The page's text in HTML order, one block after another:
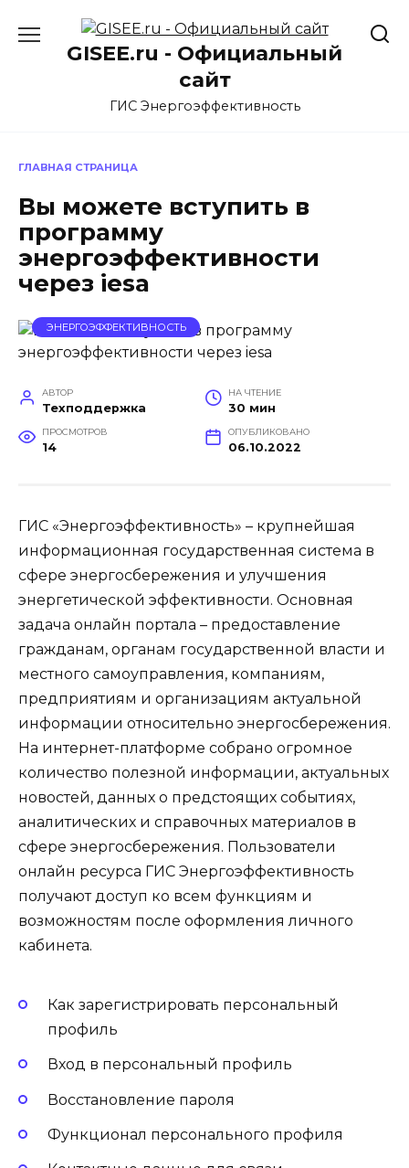
содержаниюGISEE.ru - Официальный
сайт
ГИС Энергоэффективность
ГЛАВНАЯ СТРАНИЦА
Вы можете вступить в
программу
энергоэффективности
через iesa
ЭНЕРГОЭФФЕКТИВНОСТЬ
АВТОР
Техподдержка
НА ЧТЕНИЕ
30 мин
ПРОСМОТРОВ
14
ОПУБЛИКОВАНО
06.10.2022
ГИС «Энергоэффективность» – крупнейшая
информационная государственная система в
сфере энергосбережения и улучшения
энергетической эффективности. Основная
задача онлайн портала – предоставление
гражданам, органам государственной власти и
местного самоуправления, компаниям,
предприятиям и организациям актуальной
информации относительно энергосбережения.
На интернет-платформе собрано огромное
количество полезной информации, актуальных
новостей, данных о предстоящих событиях,
аналитических и справочных материалов в
сфере энергосбережения. Пользователи
онлайн ресурса ГИС Энергоэффективность
получают доступ ко всем функциям и
возможностям после оформления личного
кабинета.
Как зарегистрировать персональный
профиль
Вход в персональный профиль
Восстановление пароля
Функционал персонального профиля